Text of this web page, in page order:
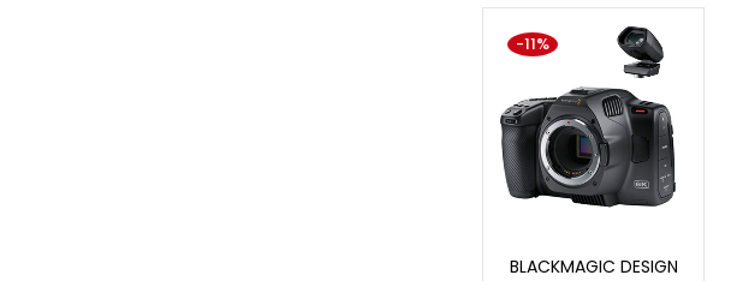
BLACKMAGIC DESIGN
-11%